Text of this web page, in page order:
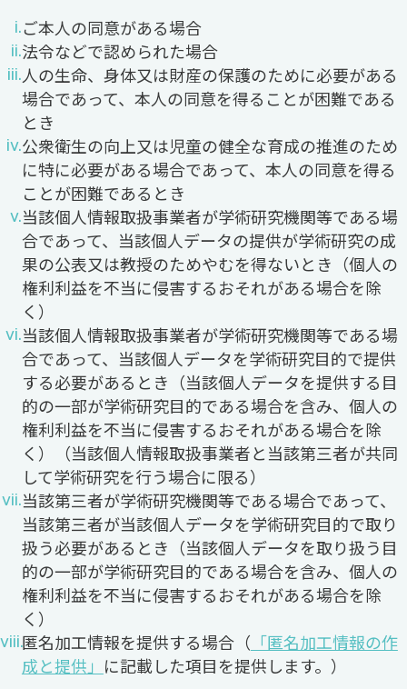
ご本人の同意がある場合
法令などで認められた場合
人の生命、身体又は財産の保護のために必要がある
場合であって、本人の同意を得ることが困難である
とき
公衆衛生の向上又は児童の健全な育成の推進のため
に特に必要がある場合であって、本人の同意を得る
ことが困難であるとき
当該個人情報取扱事業者が学術研究機関等である場
合であって、当該個人データの提供が学術研究の成
果の公表又は教授のためやむを得ないとき（個人の
権利利益を不当に侵害するおそれがある場合を除
く）
当該個人情報取扱事業者が学術研究機関等である場
合であって、当該個人データを学術研究目的で提供
する必要があるとき（当該個人データを提供する目
的の一部が学術研究目的である場合を含み、個人の
権利利益を不当に侵害するおそれがある場合を除
く）（当該個人情報取扱事業者と当該第三者が共同
して学術研究を行う場合に限る）
当該第三者が学術研究機関等である場合であって、
当該第三者が当該個人データを学術研究目的で取り
扱う必要があるとき（当該個人データを取り扱う目
的の一部が学術研究目的である場合を含み、個人の
権利利益を不当に侵害するおそれがある場合を除
く）
匿名加工情報を提供する場合（ 「匿名加工情報の作
成と提供」 に記載した項目を提供します。）